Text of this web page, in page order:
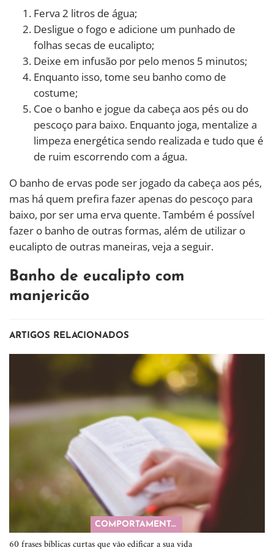
Ferva 2 litros de água;
Desligue o fogo e adicione um punhado de
folhas secas de eucalipto;
Deixe em infusão por pelo menos 5 minutos;
Enquanto isso, tome seu banho como de
costume;
Coe o banho e jogue da cabeça aos pés ou do
pescoço para baixo. Enquanto joga, mentalize a
limpeza energética sendo realizada e tudo que é
de ruim escorrendo com a água.
O banho de ervas pode ser jogado da cabeça aos pés,
mas há quem prefira fazer apenas do pescoço para
baixo, por ser uma erva quente. Também é possível
fazer o banho de outras formas, além de utilizar o
eucalipto de outras maneiras, veja a seguir.
Banho de eucalipto com
manjericão
ARTIGOS RELACIONADOS
COMPORTAMENTO
60 frases bíblicas curtas que vão edificar a sua vida